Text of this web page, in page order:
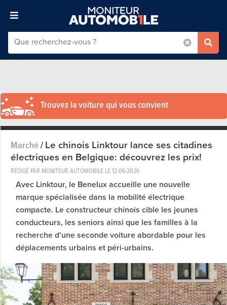
Trouvez la voiture qui vous convient
Marché/Le chinois Linktour lance ses citadines
électriques en Belgique: découvrez les prix!
RÉDIGÉ PAR MONITEUR AUTOMOBILE LE12-06-2026
Avec Linktour, le Benelux accueille une nouvelle
marque spécialisée dans la mobilité électrique
compacte. Le constructeur chinois cible les jeunes
conducteurs, les seniors ainsi que les familles à la
recherche d’une seconde voiture abordable pour les
déplacements urbains et péri-urbains.